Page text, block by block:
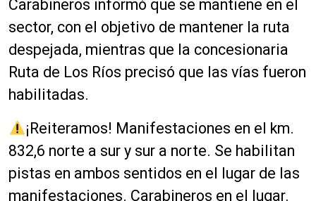
Carabineros informó que se mantiene en el
sector, con el objetivo de mantener la ruta
despejada, mientras que la concesionaria
Ruta de Los Ríos precisó que las vías fueron
habilitadas.
¡Reiteramos! Manifestaciones en el km.
832,6 norte a sur y sur a norte. Se habilitan
pistas en ambos sentidos en el lugar de las
manifestaciones. Carabineros en el lugar.